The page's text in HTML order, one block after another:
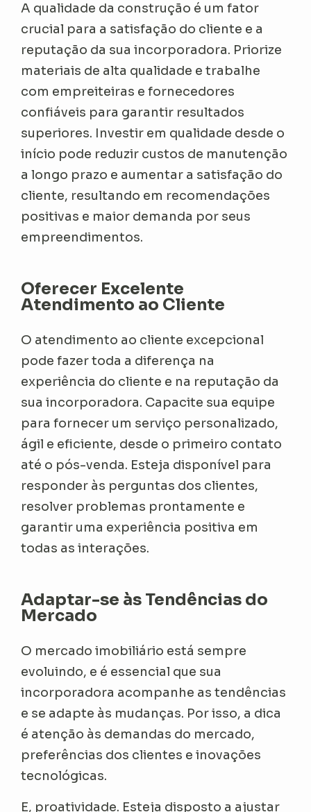
A qualidade da construção é um fator
crucial para a satisfação do cliente e a
reputação da sua incorporadora. Priorize
materiais de alta qualidade e trabalhe
com empreiteiras e fornecedores
confiáveis para garantir resultados
superiores. Investir em qualidade desde o
início pode reduzir custos de manutenção
a longo prazo e aumentar a satisfação do
cliente, resultando em recomendações
positivas e maior demanda por seus
empreendimentos.
Oferecer Excelente
Atendimento ao Cliente
O atendimento ao cliente excepcional
pode fazer toda a diferença na
experiência do cliente e na reputação da
sua incorporadora. Capacite sua equipe
para fornecer um serviço personalizado,
ágil e eficiente, desde o primeiro contato
até o pós-venda. Esteja disponível para
responder às perguntas dos clientes,
resolver problemas prontamente e
garantir uma experiência positiva em
todas as interações.
Adaptar-se às Tendências do
Mercado
O mercado imobiliário está sempre
evoluindo, e é essencial que sua
incorporadora acompanhe as tendências
e se adapte às mudanças. Por isso, a dica
é atenção às demandas do mercado,
preferências dos clientes e inovações
tecnológicas.
E, proatividade. Esteja disposto a ajustar